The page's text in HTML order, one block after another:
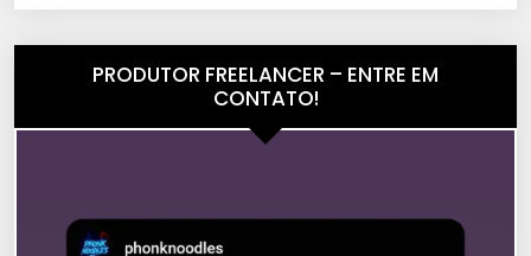
PRODUTOR FREELANCER – ENTRE EM
CONTATO!